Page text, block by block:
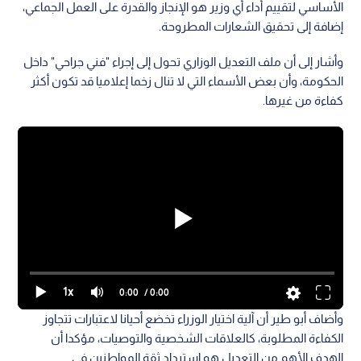
الأساسي لتقييم أداء أي وزير هو الإنجاز والقدرة على العمل الجماعي،
إضافة إلى تحقيق الشعارات المطروحة.
وأشار إلى أن ملف التعديل الوزاري تحول إلى إجراء "فني جراحي" داخل
الحكومة، وأن بعض الأسماء التي لا تنال زخما إعلاميا قد تكون أكثر
كفاءة من غيرها.
1x 0:00 / 0:00
وأضاف أبو طير أن آلية اختيار الوزراء تخضع أحيانا لاعتبارات تتجاوز
الكفاءة المطلوبة، كالعلاقات الشخصية والتوصيات، مؤكدا أن
الهدف الأهم من التعديل هو استرداد ثقة المواطنين في